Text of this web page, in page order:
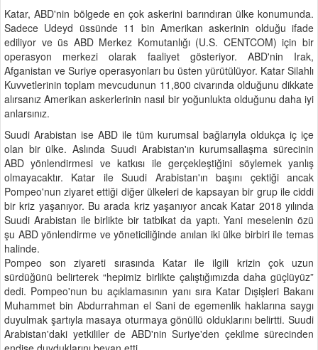
Katar, ABD'nin bölgede en çok askerini barındıran ülke konumunda.
Sadece Udeyd üssünde 11 bin Amerikan askerinin olduğu ifade
ediliyor ve üs ABD Merkez Komutanlığı (U.S. CENTCOM) için bir
operasyon merkezi olarak faaliyet gösteriyor. ABD'nin Irak,
Afganistan ve Suriye operasyonları bu üsten yürütülüyor. Katar Silahlı
Kuvvetlerinin toplam mevcudunun 11,800 civarında olduğunu dikkate
alırsanız Amerikan askerlerinin nasıl bir yoğunlukta olduğunu daha iyi
anlarsınız.
Suudi Arabistan ise ABD ile tüm kurumsal bağlarıyla oldukça iç içe
olan bir ülke. Aslında Suudi Arabistan'ın kurumsallaşma sürecinin
ABD yönlendirmesi ve katkısı ile gerçekleştiğini söylemek yanlış
olmayacaktır. Katar ile Suudi Arabistan'ın başını çektiği ancak
Pompeo'nun ziyaret ettiği diğer ülkeleri de kapsayan bir grup ile ciddi
bir kriz yaşanıyor. Bu arada kriz yaşanıyor ancak Katar 2018 yılında
Suudi Arabistan ile birlikte bir tatbikat da yaptı. Yani meselenin özü
şu ABD yönlendirme ve yöneticiliğinde anılan iki ülke birbiri ile temas
halinde.
Pompeo son ziyareti sırasında Katar ile ilgili krizin çok uzun
sürdüğünü belirterek “hepimiz birlikte çalıştığımızda daha güçlüyüz”
dedi. Pompeo'nun bu açıklamasının yanı sıra Katar Dışişleri Bakanı
Muhammet bin Abdurrahman el Sani de egemenlik haklarına saygı
duyulmak şartıyla masaya oturmaya gönüllü olduklarını belirtti. Suudi
Arabistan'daki yetkililer de ABD'nin Suriye'den çekilme sürecinden